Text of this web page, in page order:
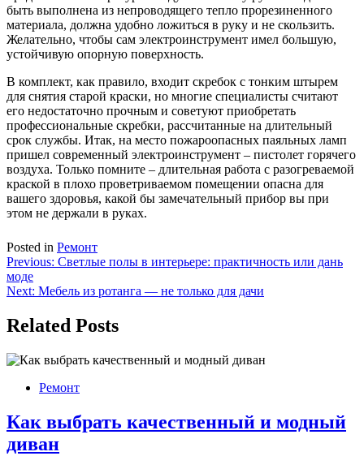
быть выполнена из непроводящего тепло прорезиненного
материала, должна удобно ложиться в руку и не скользить.
Желательно, чтобы сам электроинструмент имел большую,
устойчивую опорную поверхность.
В комплект, как правило, входит скребок с тонким штырем
для снятия старой краски, но многие специалисты считают
его недостаточно прочным и советуют приобретать
профессиональные скребки, рассчитанные на длительный
срок службы. Итак, на место пожароопасных паяльных ламп
пришел современный электроинструмент – пистолет горячего
воздуха. Только помните – длительная работа с разогреваемой
краской в плохо проветриваемом помещении опасна для
вашего здоровья, какой бы замечательный прибор вы при
этом не держали в руках.
Posted in Ремонт
Навигация
по
Previous: Светлые полы в интерьере: практичность или дань
моде
Next: Мебель из ротанга — не только для дачи
Related Posts
Ремонт
Как выбрать качественный и модный
диван